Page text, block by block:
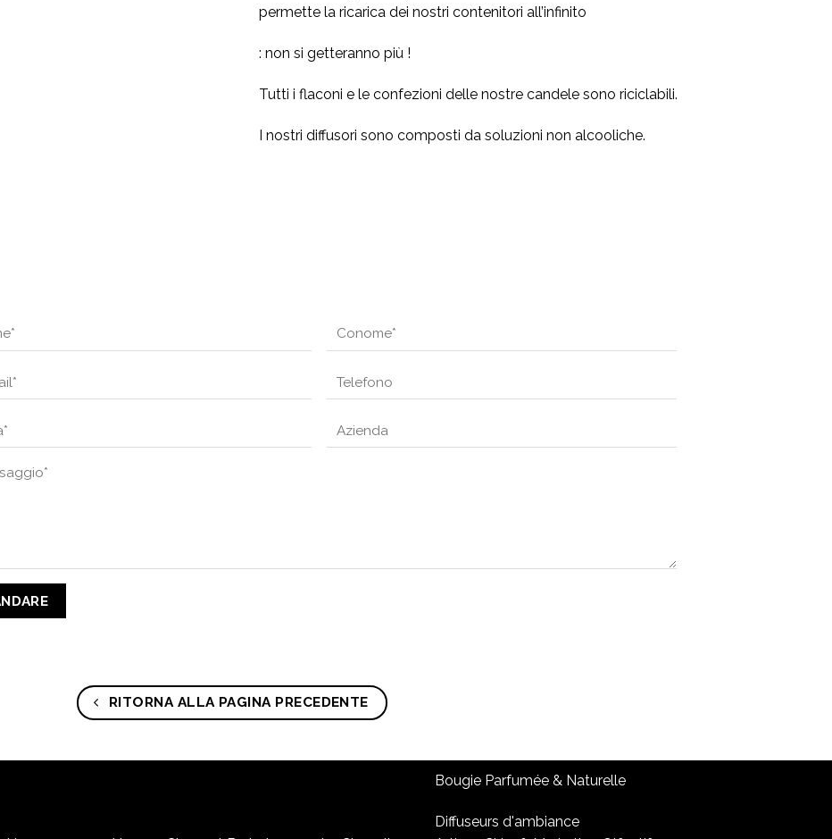
permette la ricarica dei nostri contenitori all’infinito
: non si getteranno più !
Tutti i flaconi e le confezioni delle nostre candele sono riciclabili.
I nostri diffusori sono composti da soluzioni non alcooliche.
RITORNA ALLA PAGINA PRECEDENTE
Bougie Parfumée & Naturelle
Diffuseurs d'ambiance